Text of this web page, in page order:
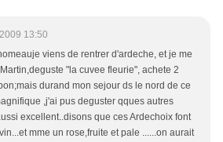
13:50
viens de rentrer d'ardeche, et je me
"la cuvee fleurie", achete 2
durand mon sejour ds le nord de ce
,j'ai pus deguster qques autres
excellent..disons que ces Ardechoix font
mme un rose,fruite et pale ......on aurait